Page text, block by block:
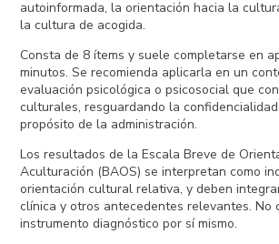
autoinformada, la orientación hacia la
la cultura de acogida.
Consta de 8 ítems y suele completarse en
minutos. Se recomienda aplicarla en un
evaluación psicológica o psicosocial que
culturales, resguardando la
propósito de la administración.
Los resultados de la Escala Breve de
Aculturación (BAOS) se interpretan como
orientación cultural relativa, y deben
clínica y otros antecedentes relevantes. No
instrumento diagnóstico por sí mismo.